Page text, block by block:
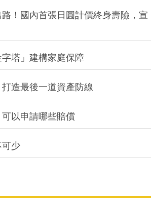
！國內首張日圓計價終身壽險，宣
塔」建構家庭保障
造最後一道資產防線
以申請哪些賠償
可少